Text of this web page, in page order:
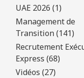
UAE 2026 (1)
Management de
Transition (141)
Recrutement
Express (68)
Vidéos (27)